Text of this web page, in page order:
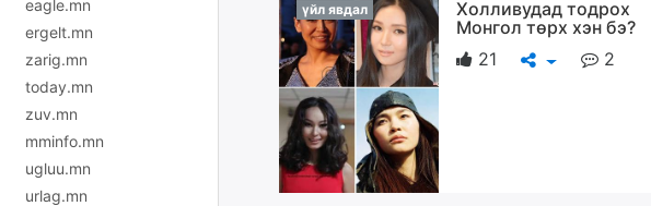
eagle.mn
ergelt.mn
zarig.mn
today.mn
zuv.mn
mminfo.mn
ugluu.mn
urlag.mn
үйл явдал
Холливудад тодрох
Монгол төрх хэн бэ?
21
2